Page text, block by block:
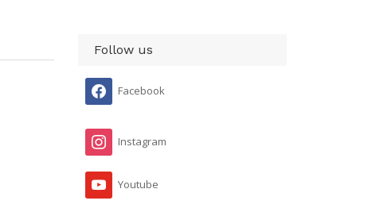
Скопје во учебната
Follow us
Facebook
Instagram
Youtube